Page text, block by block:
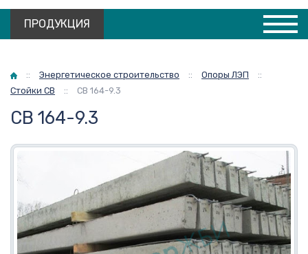
ПРОДУКЦИЯ
Главная
:: Энергетическое строительство :: Опоры ЛЭП
::
Стойки СВ
:: СВ 164-9.3
СВ 164-9.3